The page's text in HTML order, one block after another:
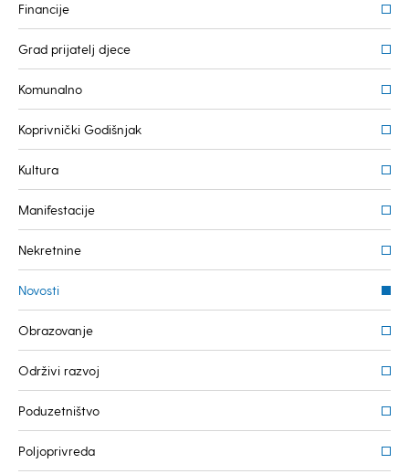
Financije
Grad prijatelj djece
Komunalno
Koprivnički Godišnjak
Kultura
Manifestacije
Nekretnine
Novosti
Obrazovanje
Održivi razvoj
Poduzetništvo
Poljoprivreda